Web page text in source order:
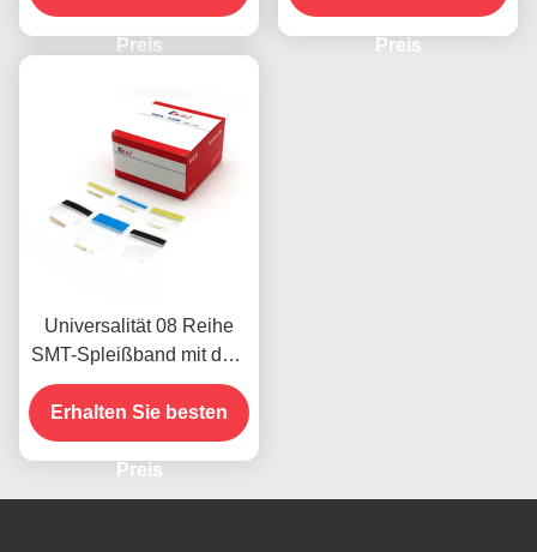
entworfen, alle Größen
des
zu beantragen
Preis Preis
Universalität 08 Reihe
SMT-Spleißband mit dem
Clip passend für alles
Größenfördermaschinenband
Erhalten Sie besten
Preis